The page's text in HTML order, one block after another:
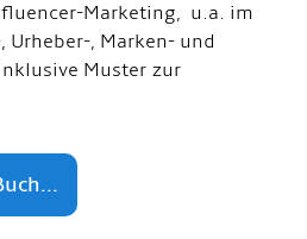
Marketing, u.a. im
Urheber-, Marken- und
Muster zur